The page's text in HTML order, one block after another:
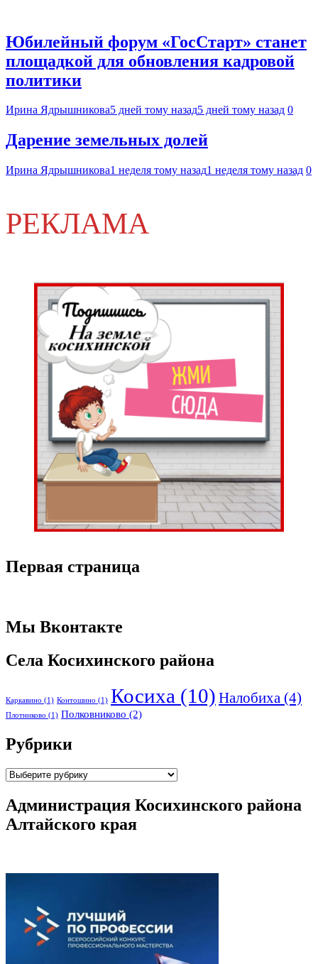
Юбилейный форум «ГосСтарт» станет
площадкой для обновления кадровой
политики
Ирина Ядрышникова5 дней тому назад5 дней тому назад 0
Дарение земельных долей
Ирина Ядрышникова1 неделя тому назад1 неделя тому назад 0
РЕКЛАМА
Первая страница
Мы Вконтакте
Села Косихинского района
Каркавино (1) Контошино (1) Косиха (10) Налобиха (4)
Плотниково (1) Полковниково (2)
Рубрики
Рубрики
Администрация Косихинского района
Алтайского края